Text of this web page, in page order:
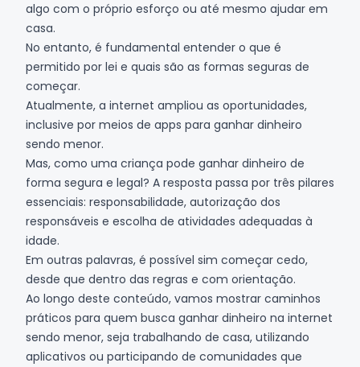
algo com o próprio esforço ou até mesmo ajudar em
casa.
No entanto, é fundamental entender o que é
permitido por lei e quais são as formas seguras de
começar.
Atualmente, a internet ampliou as oportunidades,
inclusive por meios de apps para ganhar dinheiro
sendo menor.
Mas, como uma criança pode ganhar dinheiro de
forma segura e legal? A resposta passa por três pilares
essenciais: responsabilidade, autorização dos
responsáveis e escolha de atividades adequadas à
idade.
Em outras palavras, é possível sim começar cedo,
desde que dentro das regras e com orientação.
Ao longo deste conteúdo, vamos mostrar caminhos
práticos para quem busca ganhar dinheiro na internet
sendo menor, seja trabalhando de casa, utilizando
aplicativos ou participando de comunidades que